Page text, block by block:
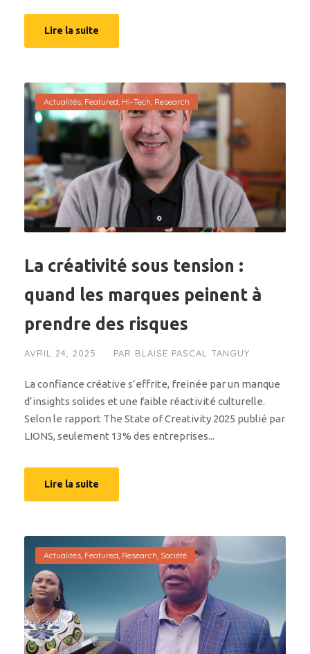
Lire la suite
Actualités, Featured, Hi-Tech, Research
La créativité sous tension :
quand les marques peinent à
prendre des risques
AVRIL 24, 2025 PAR BLAISE PASCAL TANGUY
La confiance créative s’effrite, freinée par un manque
d’insights solides et une faible réactivité culturelle.
Selon le rapport The State of Creativity 2025 publié par
LIONS, seulement 13% des entreprises...
Lire la suite
Actualités, Featured, Research, Société